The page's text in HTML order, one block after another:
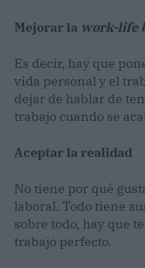
Mejorar la work-life
Es decir, hay que
vida personal y el
dejar de hablar de
trabajo cuando se
Aceptar la realidad
No tiene por qué
laboral. Todo tiene
sobre todo, hay que
trabajo perfecto.